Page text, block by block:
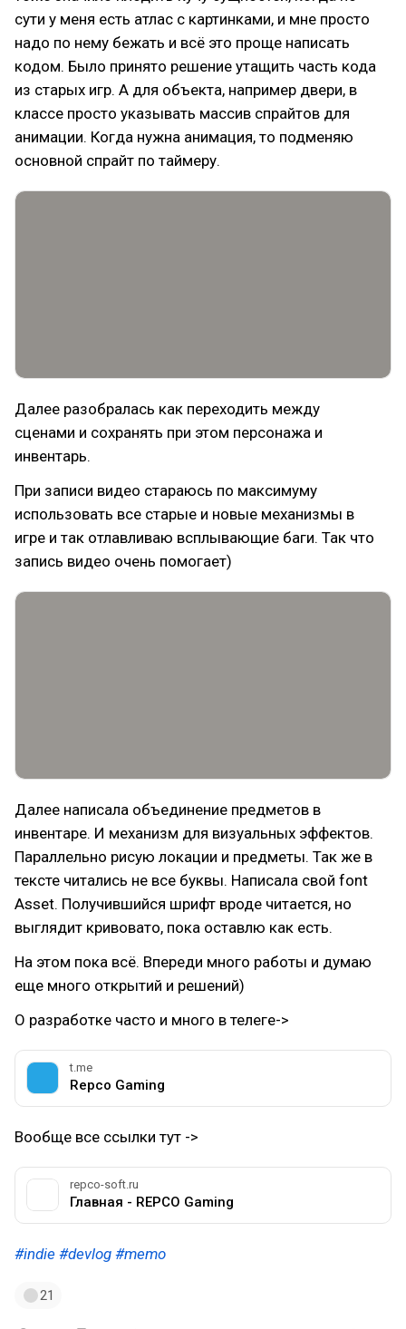
сути у меня есть атлас с картинками, и мне просто
надо по нему бежать и всё это проще написать
кодом. Было принято решение утащить часть кода
из старых игр. А для объекта, например двери, в
классе просто указывать массив спрайтов для
анимации. Когда нужна анимация, то подменяю
основной спрайт по таймеру.
Далее разобралась как переходить между
сценами и сохранять при этом персонажа и
инвентарь.
При записи видео стараюсь по максимуму
использовать все старые и новые механизмы в
игре и так отлавливаю всплывающие баги. Так что
запись видео очень помогает)
Далее написала объединение предметов в
инвентаре. И механизм для визуальных эффектов.
Параллельно рисую локации и предметы. Так же в
тексте читались не все буквы. Написала свой font
Asset. Получившийся шрифт вроде читается, но
выглядит кривовато, пока оставлю как есть.
На этом пока всё. Впереди много работы и думаю
еще много открытий и решений)
О разработке часто и много в телеге->
t.me
Repco Gaming
Вообще все ссылки тут ->
repco-soft.ru
Главная - REPCO Gaming
#indie #devlog #memo
21